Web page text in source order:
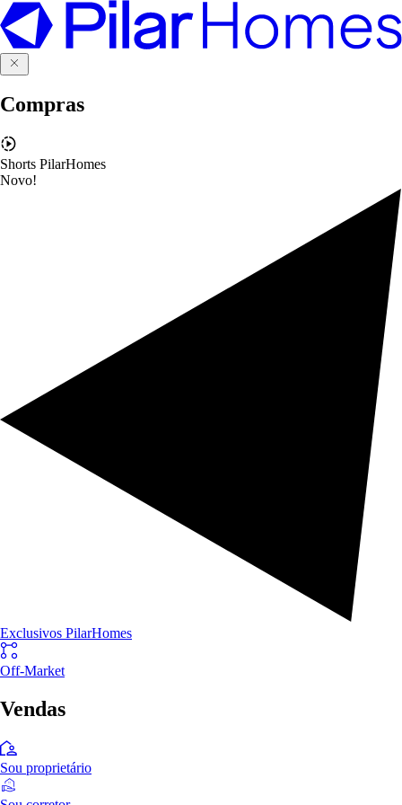
Compras
Shorts PilarHomes
Novo!
Exclusivos PilarHomes
Off-Market
Vendas
Sou proprietário